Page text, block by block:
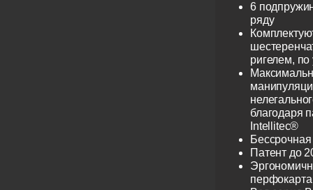
6
ряду
ригелем,
благодаря
Intellitec®
Патент до
перфокарта